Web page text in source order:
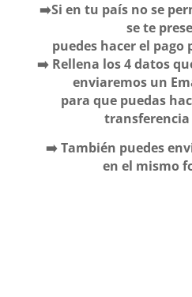
➡️Si en tu país no se
se te
puedes hacer el
➡️ Rellena los 4 datos
enviaremos un
para que puedas
➡️ También puedes
en el mismo